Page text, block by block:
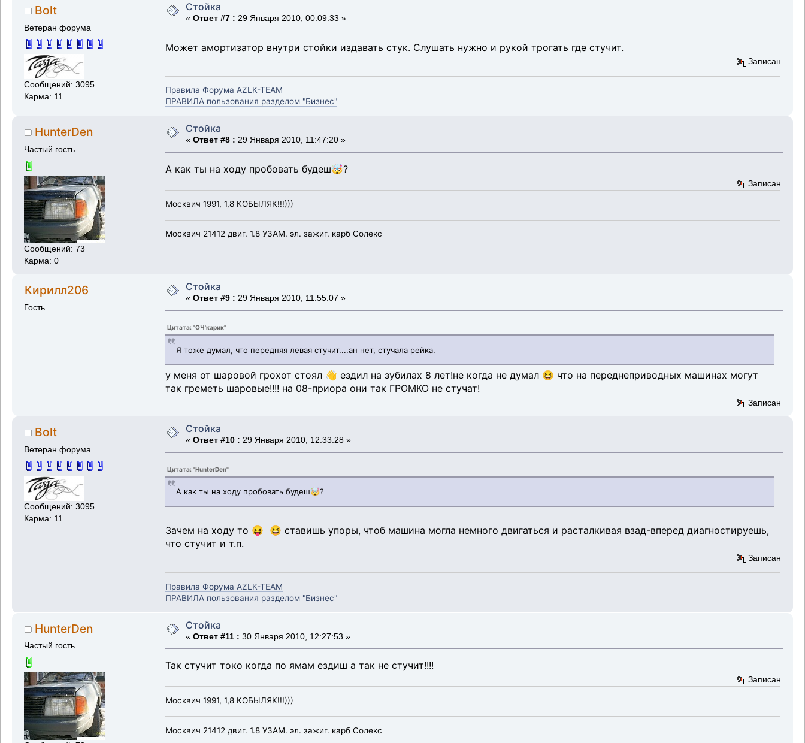
Bolt
Ветеран форума
Сообщений: 3095
Карма: 11
Стойка
« Ответ #7 : 29 Января 2010, 00:09:33 »
Может амортизатор внутри стойки издавать стук. Слушать нужно и рукой трогать где стучит.
Записан
Правила Форума AZLK-TEAM
ПРАВИЛА пользования разделом "Бизнес"
HunterDen
Частый гость
Сообщений: 73
Карма: 0
Стойка
« Ответ #8 : 29 Января 2010, 11:47:20 »
А как ты на ходу пробовать будеш🤯?
Записан
Москвич 1991, 1,8 КОБЫЛЯК!!!)))
Москвич 21412 двиг. 1.8 УЗАМ. эл. зажиг. карб Солекс
Кирилл206
Гость
Стойка
« Ответ #9 : 29 Января 2010, 11:55:07 »
Цитата: "ОЧ'карик"
Я тоже думал, что передняя левая стучит....ан нет, стучала рейка.
у меня от шаровой грохот стоял 👋 ездил на зубилах 8 лет!не когда не думал 😆 что на переднеприводных машинах могут
так греметь шаровые!!!! на 08-приора они так ГРОМКО не стучат!
Записан
Bolt
Ветеран форума
Сообщений: 3095
Карма: 11
Стойка
« Ответ #10 : 29 Января 2010, 12:33:28 »
Цитата: "HunterDen"
А как ты на ходу пробовать будеш🤯?
Зачем на ходу то 😝 😆 ставишь упоры, чтоб машина могла немного двигаться и расталкивая взад-вперед диагностируешь,
что стучит и т.п.
Записан
Правила Форума AZLK-TEAM
ПРАВИЛА пользования разделом "Бизнес"
HunterDen
Частый гость
Стойка
« Ответ #11 : 30 Января 2010, 12:27:53 »
Так стучит токо когда по ямам ездиш а так не стучит!!!!
Записан
Москвич 1991, 1,8 КОБЫЛЯК!!!)))
Москвич 21412 двиг. 1.8 УЗАМ. эл. зажиг. карб Солекс